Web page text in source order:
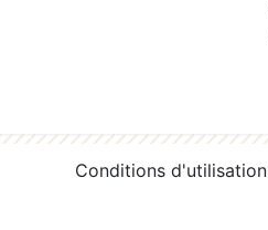
Conditions d'utilisation